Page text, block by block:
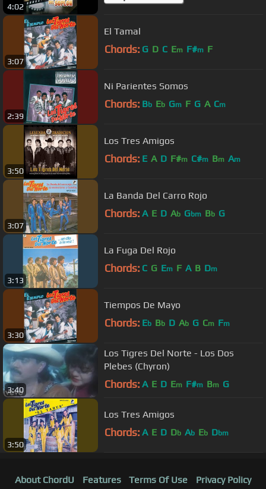
4:02
3:07
El Tamal
Chords: G D C Em F#m F
2:39
Ni Parientes Somos
Chords: Bb Eb Gm F G A Cm
3:50
Los Tres Amigos
Chords: E A D F#m C#m Bm Am
3:07
La Banda Del Carro Rojo
Chords: A E D Ab Gbm Bb G
3:13
La Fuga Del Rojo
Chords: C G Em F A B Dm
3:30
Tiempos De Mayo
Chords: Eb Bb D Ab G Cm Fm
3:40
Los Tigres Del Norte - Los Dos
Plebes (Chyron)
Chords: A E D Em F#m Bm G
3:50
Los Tres Amigos
Chords: A E D Db Ab Eb Dbm
About ChordU Features Terms Of Use Privacy Policy